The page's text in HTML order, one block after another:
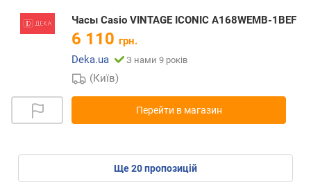
Часы Casio VINTAGE ICONIC A168WEMB-1BEF
6 110 грн.
Deka.ua
З нами 9 років
(Київ)
Перейти в магазин
ще20пропозицій